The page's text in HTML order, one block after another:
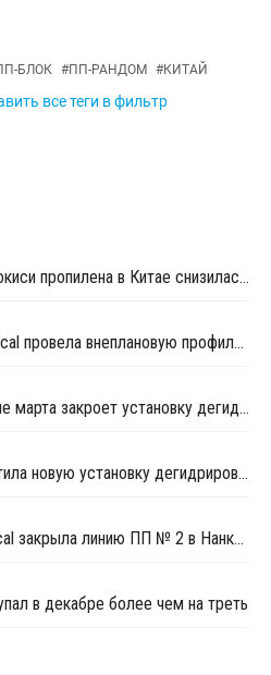
БЛОК #ПП-РАНДОМ #КИТАЙ
все теги в фильтр
Средняя загрузка заводов окиси пропилена в Китае снизилась в конце февраля на 2,3%
PetroChina Jinxi Petrochemical провела внеплановую профилактику на заводе ПП в Ляонине
Zhejiang Huahong в середине марта закроет установку дегидрирования пропана в Китае на плановый ремонт
Oriental Energy-Ninbo запустила новую установку дегидрирования пропана в Нинбо
Sinopec Yangzi Petrochemical закрыла линию ПП № 2 в Нанкине на плановый ремонт
в декабре более чем на треть